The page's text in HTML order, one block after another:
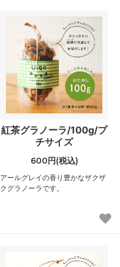
紅茶グラノーラ/100g/プ
チサイズ
600円(税込)
アールグレイの香り豊かなザクザ
クグラノーラです。